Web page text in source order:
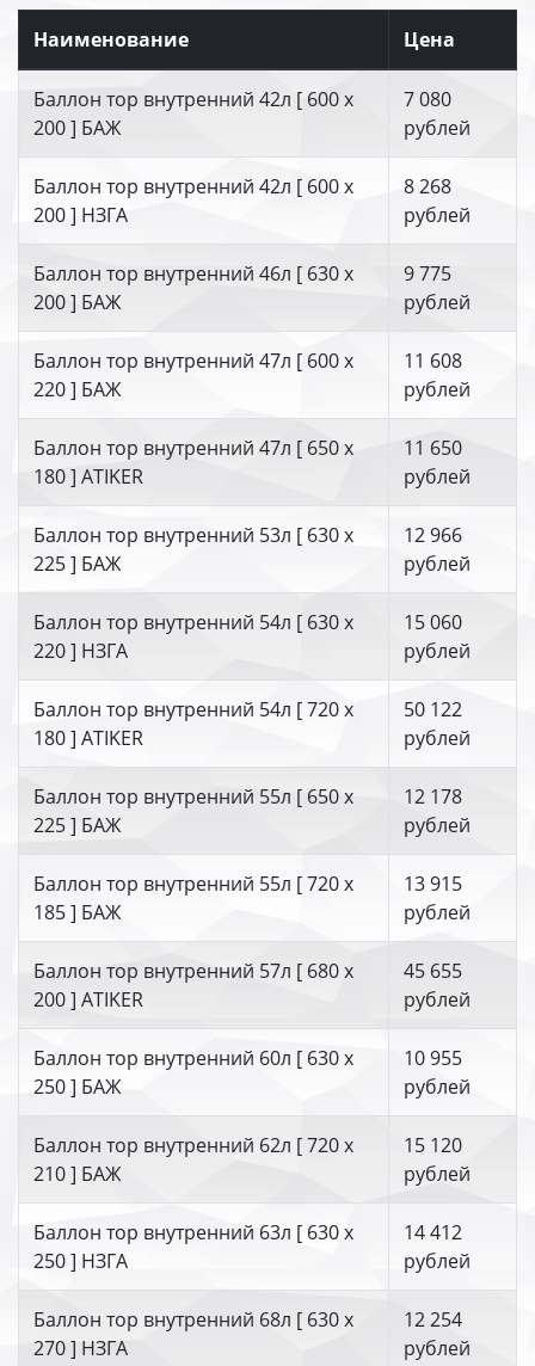
Наименование Цена
Баллон тор внутренний 42л [ 600 х
200 ] БАЖ
7 080
рублей
Баллон тор внутренний 42л [ 600 х
200 ] НЗГА
8 268
рублей
Баллон тор внутренний 46л [ 630 х
200 ] БАЖ
9 775
рублей
Баллон тор внутренний 47л [ 600 х
220 ] БАЖ
11 608
рублей
Баллон тор внутренний 47л [ 650 х
180 ] ATIKER
11 650
рублей
Баллон тор внутренний 53л [ 630 х
225 ] БАЖ
12 966
рублей
Баллон тор внутренний 54л [ 630 х
220 ] НЗГА
15 060
рублей
Баллон тор внутренний 54л [ 720 х
180 ] ATIKER
50 122
рублей
Баллон тор внутренний 55л [ 650 х
225 ] БАЖ
12 178
рублей
Баллон тор внутренний 55л [ 720 х
185 ] БАЖ
13 915
рублей
Баллон тор внутренний 57л [ 680 х
200 ] ATIKER
45 655
рублей
Баллон тор внутренний 60л [ 630 х
250 ] БАЖ
10 955
рублей
Баллон тор внутренний 62л [ 720 х
210 ] БАЖ
15 120
рублей
Баллон тор внутренний 63л [ 630 х
250 ] НЗГА
14 412
рублей
Баллон тор внутренний 68л [ 630 х
270 ] НЗГА
12 254
рублей